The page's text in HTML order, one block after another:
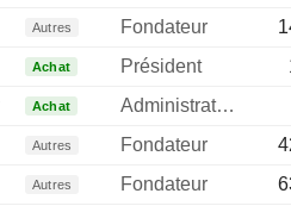
Autres Fondateur
Achat Président
Achat
Administrateur
Autres Fondateur
Autres Fondateur